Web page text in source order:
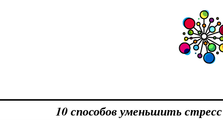
10 способов уменьшить стресс